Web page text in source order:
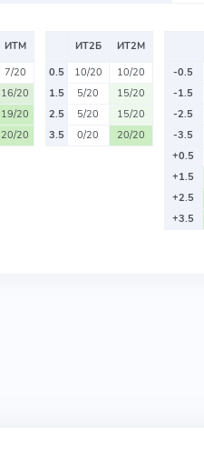
ИТМ
7/20
16/20
19/20
20/20
ИТ2Б
ИТ2М
0.5
10/20
10/20
1.5
5/20
15/20
2.5
5/20
15/20
3.5
0/20 20/20
-0.5
-1.5
-2.5
-3.5
+0.5
+1.5
+2.5
+3.5